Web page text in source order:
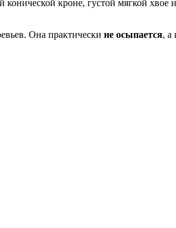
кроне, густой мягкой
Она практически не осыпается, а